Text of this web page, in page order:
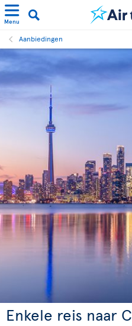
Menu
Aanbiedingen
Enkele reis naar